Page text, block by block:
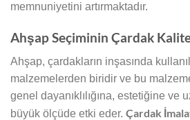
memnuniyetini artırmaktadır.
Ahşap Seçiminin Çardak
Ahşap, çardakların inşasında
malzemelerden biridir ve bu
genel dayanıklılığına, estetiğine ve
büyük ölçüde etki eder. Çardak